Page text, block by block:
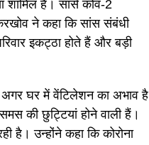
शामिल हैं। सार्स कोव-2
ने कहा कि सांस संबंधी
इकट्ठा होते हैं और बड़ी
अगर घर में वेंटिलेशन का अभाव है
की छुट्टियां होने वाली हैं।
है। उन्होंने कहा कि कोरोना